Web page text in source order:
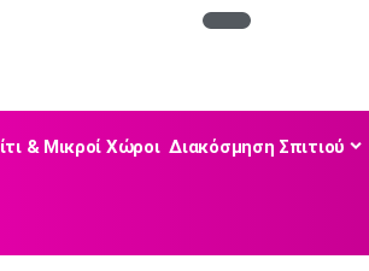
& Μικροί Χώροι Διακόσμηση Σπιτιού